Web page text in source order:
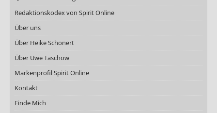
Redaktionskodex von Spirit Online
Über uns
Über Heike Schonert
Über Uwe Taschow
Markenprofil Spirit Online
Kontakt
Finde Mich